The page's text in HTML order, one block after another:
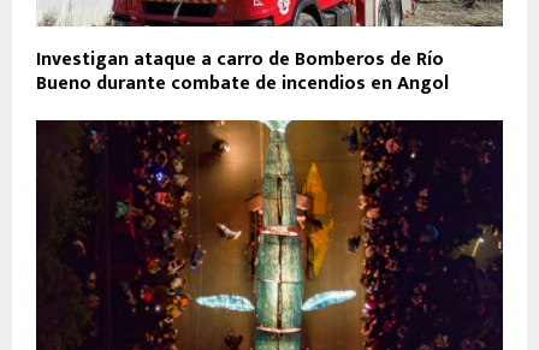
Investigan ataque a carro de Bomberos de Río
Bueno durante combate de incendios en Angol